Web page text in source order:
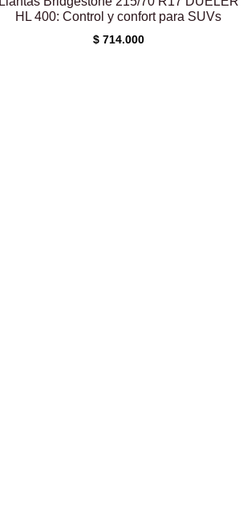
HL 400: Control y confort para SUVs
$714.000